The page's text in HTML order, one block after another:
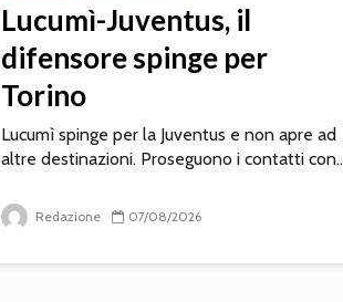
Lucumì-Juventus, il
difensore spinge per
Torino
Lucumì spinge per la Juventus e non apre ad
altre destinazioni. Proseguono i contatti
Redazione 07/08/2026